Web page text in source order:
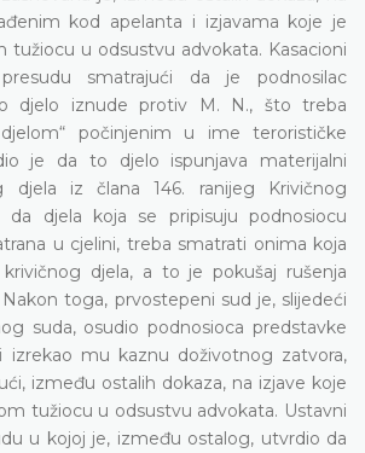
kod apelanta i izjavama koje je
tužiocu u odsustvu advokata. Kasacioni
smatrajući da je podnosilac
djelo iznude protiv M. N., što treba
počinjenim u ime terorističke
je da to djelo ispunjava materijalni
djela iz člana 146. ranijeg Krivičnog
da djela koja se pripisuju podnosiocu
u cjelini, treba smatrati onima koja
djela, a to je pokušaj rušenja
toga, prvostepeni sud je, slijedeći
suda, osudio podnosioca predstavke
izrekao mu kaznu doživotnog zatvora,
između ostalih dokaza, na izjave koje
tužiocu u odsustvu advokata. Ustavni
u kojoj je, između ostalog, utvrdio da